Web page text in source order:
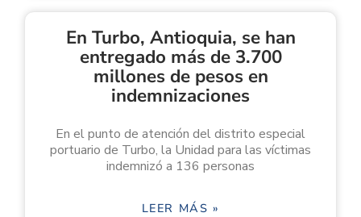
En Turbo, Antioquia, se han
entregado más de 3.700
millones de pesos en
indemnizaciones
En el punto de atención del distrito especial
portuario de Turbo, la Unidad para las víctimas
indemnizó a 136 personas
LEER MÁS »